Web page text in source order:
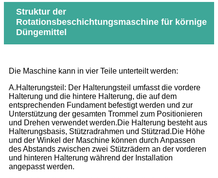
Struktur der
Rotationsbeschichtungsmaschine für körnige
Düngemittel
Die Maschine kann in vier Teile unterteilt werden:
A.Halterungsteil: Der Halterungsteil umfasst die vordere
Halterung und die hintere Halterung, die auf dem
entsprechenden Fundament befestigt werden und zur
Unterstützung der gesamten Trommel zum Positionieren
und Drehen verwendet werden.Die Halterung besteht aus
Halterungsbasis, Stützradrahmen und Stützrad.Die Höhe
und der Winkel der Maschine können durch Anpassen
des Abstands zwischen zwei Stützrädern an der vorderen
und hinteren Halterung während der Installation
angepasst werden.